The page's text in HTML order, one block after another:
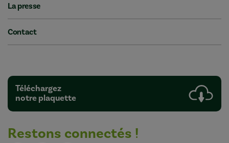
La presse
Contact
Téléchargez
notre plaquette
Restons connectés !